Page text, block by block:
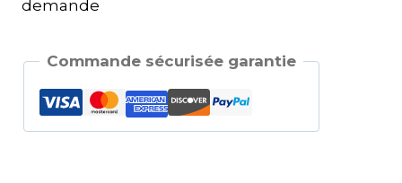
demande
Commande sécurisée garantie